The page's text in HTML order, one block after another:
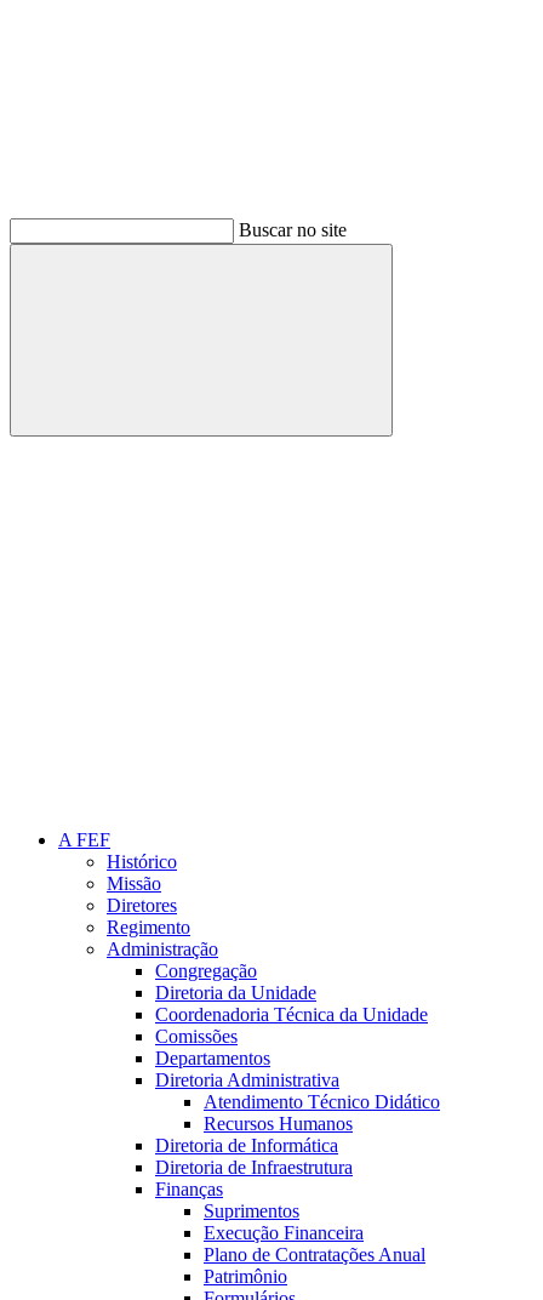
Buscar no site
Buscar
A FEF
Histórico
Missão
Diretores
Regimento
Administração
Congregação
Diretoria da Unidade
Coordenadoria Técnica da Unidade
Comissões
Departamentos
Diretoria Administrativa
Atendimento Técnico Didático
Recursos Humanos
Diretoria de Informática
Diretoria de Infraestrutura
Finanças
Suprimentos
Execução Financeira
Plano de Contratações Anual
Patrimônio